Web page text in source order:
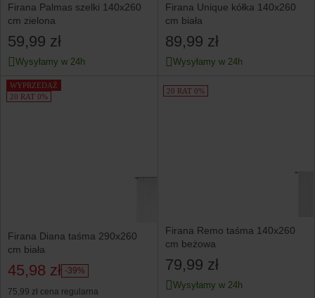
Firana Palmas szelki 140x260
cm zielona
59,99 zł
Wysyłamy w 24h
Firana Unique kółka 140x260
cm biała
89,99 zł
Wysyłamy w 24h
WYPRZEDAŻ
20 RAT 0%
Firana Diana taśma 290x260
cm biała
45,98 zł -39%
75,99 zł cena regularna
20 RAT 0%
Firana Remo taśma 140x260
cm beżowa
79,99 zł
Wysyłamy w 24h